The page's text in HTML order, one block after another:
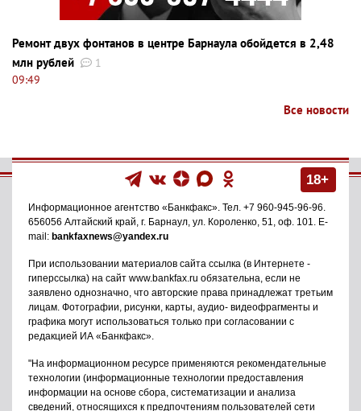
Ремонт двух фонтанов в центре Барнаула обойдется в 2,48
млн рублей
1
09:49
Все новости
18+
Информационное агентство «Банкфакс» . Тел. +7 960-945-96-96
656056 Алтайский край, г. Барнаул ул. Короленко, 51, оф. 101
. E-
mail: bankfaxnews@yandex.ru
При использовании материалов сайта ссылка (в Интернете -
гиперссылка) на сайт www.bankfax.ru обязательна, если не
заявлено однозначно, что авторские права принадлежат третьим
лицам. Фотографии, рисунки, карты, аудио- видеофрагменты и
графика могут использоваться только при согласовании с
редакцией ИА «Банкфакс».
"На информационном ресурсе применяются рекомендательные
технологии (информационные технологии предоставления
информации на основе сбора, систематизации и анализа
сведений, относящихся к предпочтениям пользователей сети